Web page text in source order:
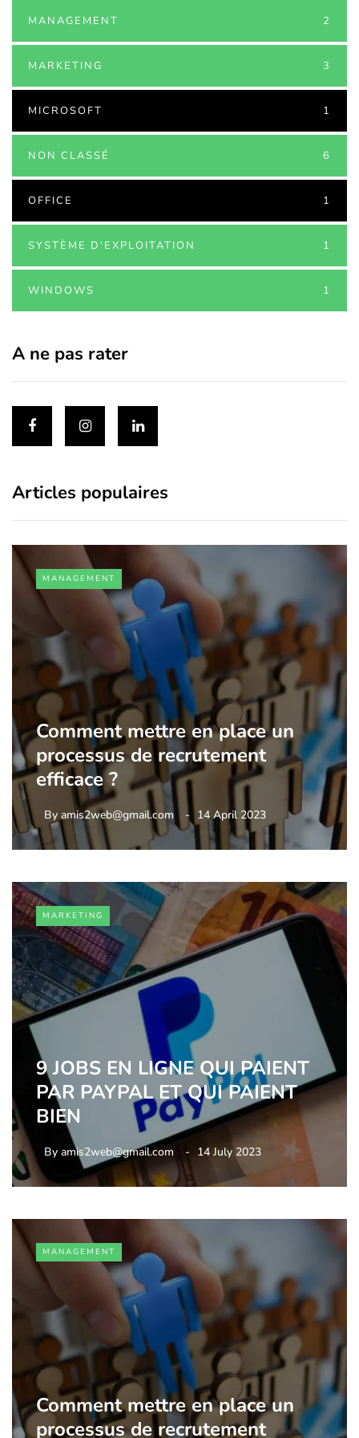
MANAGEMENT 2
MARKETING 3
MICROSOFT 1
NON CLASSÉ 6
OFFICE 1
SYSTÈME D'EXPLOITATION 1
WINDOWS 1
A ne pas rater
Articles populaires
MANAGEMENT
Comment mettre en place un
processus de recrutement
efficace ?
By amis2web@gmail.com 14 April 2023
MARKETING
9 JOBS EN LIGNE QUI PAIENT
PAR PAYPAL ET QUI PAIENT
BIEN
By amis2web@gmail.com 14 July 2023
MANAGEMENT
Comment mettre en place un
processus de recrutement